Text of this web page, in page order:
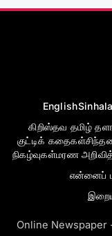
EnglishSinhala
கிறிஸ்தவ தமிழ்
குட்டிக் கதைகள்
நிகழ்வுகள்மரண
என்னைப்
Online Newspaper